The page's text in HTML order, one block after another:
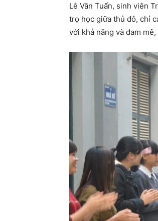
Lê Văn Tuấn, sinh viên
trọ học giữa thủ đô, chỉ
với khả năng và đam